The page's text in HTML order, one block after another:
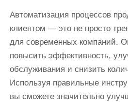
Автоматизация процессов
клиентом — это не просто
для современных компаний.
повысить эффективность,
обслуживания и снизить
Используя правильные
вы сможете значительно